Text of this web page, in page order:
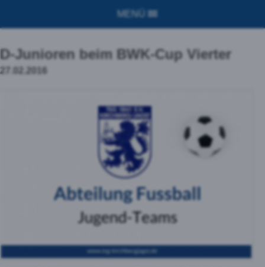
MENÜ
D-Junioren beim BWK-Cup Vierter
27.02.2016